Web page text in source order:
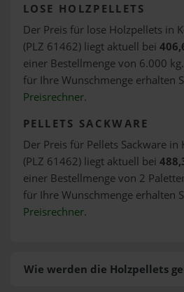
LOSE HOLZPELLETS
Der Preis für lose Holzpellets in
(PLZ 61462) liegt aktuell bei
einer Bestellmenge von 6.000
für Ihre Wunschmenge erhalten
Preisrechner.
PELLETS SACKWARE
Der Preis für Pellets Sackware in
(PLZ 61462) liegt aktuell bei
einer Bestellmenge von 2
für Ihre Wunschmenge erhalten
Preisrechner.
Wie werden die Holzpellets